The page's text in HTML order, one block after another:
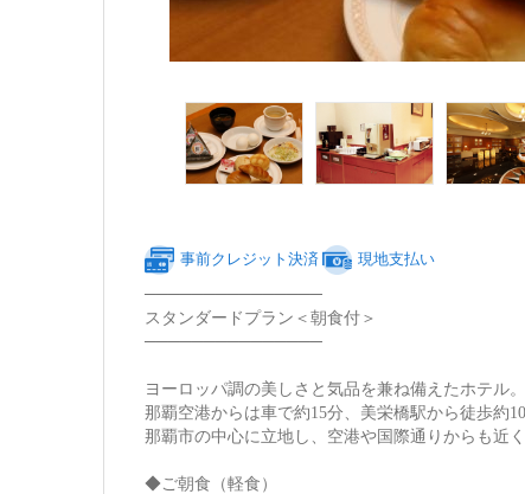
事前クレジット決済 現地支払い
───────────────
スタンダードプラン＜朝食付＞
───────────────
ヨーロッパ調の美しさと気品を兼ね備えたホテル。
那覇空港からは車で約15分、美栄橋駅から徒歩約10
那覇市の中心に立地し、空港や国際通りからも近
◆ご朝食（軽食）